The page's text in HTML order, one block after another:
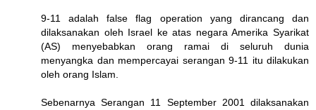
9-11 adalah false flag operation yang dirancang dan
dilaksanakan oleh Israel ke atas negara Amerika Syarikat
(AS) menyebabkan orang ramai di seluruh dunia
menyangka dan mempercayai serangan 9-11 itu dilakukan
oleh orang Islam.
Sebenarnya Serangan 11 September 2001 dilaksanakan